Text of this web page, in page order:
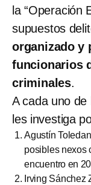
la “Operación
supuestos
organizado y
funcionarios
criminales.
A cada uno de
les investiga
Agustín
posibles nexos
encuentro en
Irving Sánchez